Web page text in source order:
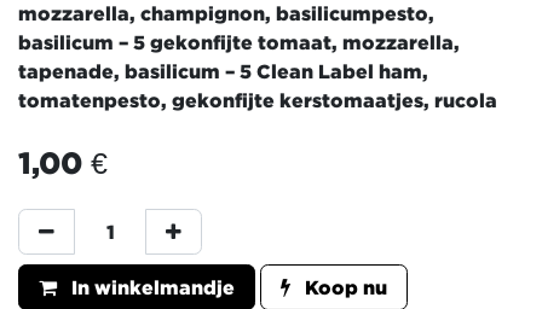
mozzarella, champignon, basilicumpesto,
basilicum – 5 gekonfijte tomaat, mozzarella,
tapenade, basilicum – 5 Clean Label ham,
tomatenpesto, gekonfijte kerstomaatjes, rucola
1,00 €
In winkelmandje Koop nu